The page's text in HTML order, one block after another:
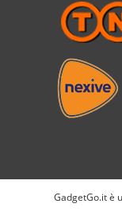
GadgetGo.it è